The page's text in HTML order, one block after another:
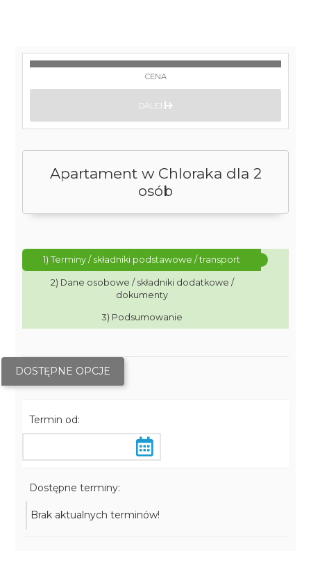
Apartament w Chloraka dla 2
osób
1) Terminy / składniki podstawowe / transport
2) Dane osobowe / składniki dodatkowe /
dokumenty
3) Podsumowanie
DOSTĘPNE OPCJE
Termin od:
Dostępne terminy:
Brak aktualnych terminów!
CENA
DALEJ